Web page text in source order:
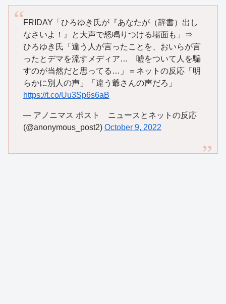
FRIDAY「ひろゆき氏が『あなたが（辞書）出し
なさいよ！』と大声で怒鳴りつける場面も」⇒
ひろゆき氏「違う人が言ったことを、おいらが言
ったとデマを流すメディア… 嘘をついて人を騙
すのが当然だと思ってる…」＝ネットの反応「明
らかに別人の声」「違う爺さんの声だろ」
https://t.co/Uu3Sp6s6aB
— アノニマス ポスト ニュースとネットの反応
(@anonymous_post2) October 9, 2022